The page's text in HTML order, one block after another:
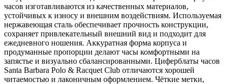
часов изготавливаются из качественных материалов,
устойчивых к износу и внешним воздействиям. Используемая
нержавеющая сталь обеспечивает прочность конструкции,
сохраняет привлекательный внешний вид и подходит для
ежедневного ношения. Аккуратная форма корпуса и
продуманные пропорции делают часы комфортными на
запястье и визуально сбалансированными. Циферблаты часов
Santa Barbara Polo & Racquet Club отличаются хорошей
читаемостью и лаконичным оформлением. Чёткие метки,